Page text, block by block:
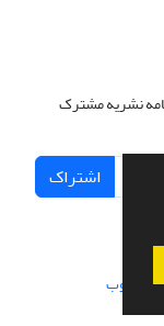
نشریه مشترک
اشتراک
سیناوب